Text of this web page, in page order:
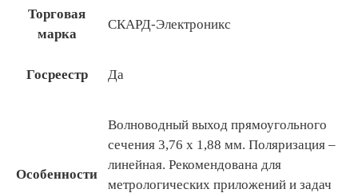
Торговая
марка
СКАРД-Электроникс
Госреестр Да
Особенности
Волноводный выход прямоугольного
сечения 3,76 х 1,88 мм. Поляризация –
линейная. Рекомендована для
метрологических приложений и задач